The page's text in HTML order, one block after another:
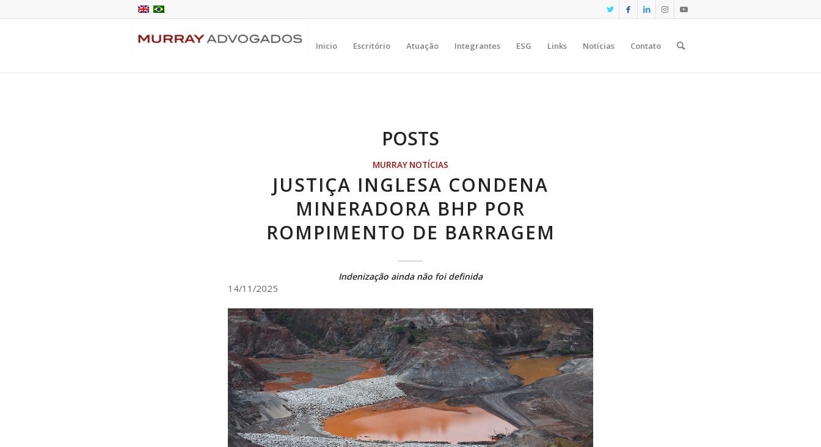
Inicio Escritório Atuação Integrantes ESG Links Notícias Contato
POSTS
MURRAY NOTÍCIAS
JUSTIÇA INGLESA CONDENA
MINERADORA BHP POR
ROMPIMENTO DE BARRAGEM
Indenização ainda não foi definida
14/11/2025